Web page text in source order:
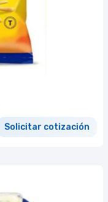
Solicitar cotización